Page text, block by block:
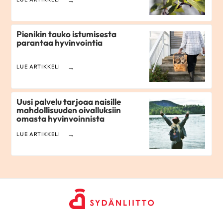
Pienikin tauko istumisesta
parantaa hyvinvointia
LUE ARTIKKELI
Uusi palvelu tarjoaa naisille
mahdollisuuden oivalluksiin
omasta hyvinvoinnista
LUE ARTIKKELI